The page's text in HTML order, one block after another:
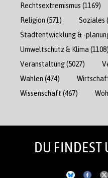
Rechtsextremismus (1169)
Religion (571) Soziales
Stadtentwicklung & -
Umweltschutz & Klima (1108)
Veranstaltung(5027)
Wahlen (474)
Wissenschaft (467)
DU FINDEST